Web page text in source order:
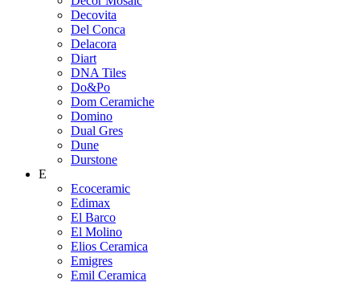
Decovita
Del Conca
Delacora
Diart
DNA Tiles
Do&Po
Dom Ceramiche
Domino
Dual Gres
Dune
Durstone
E
Ecoceramic
Edimax
El Barco
El Molino
Elios Ceramica
Emigres
Emil Ceramica